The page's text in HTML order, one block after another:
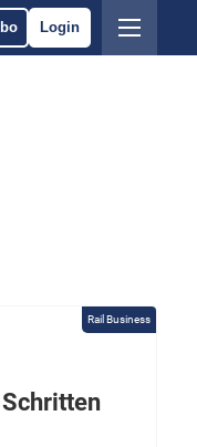
Login
Rail Business